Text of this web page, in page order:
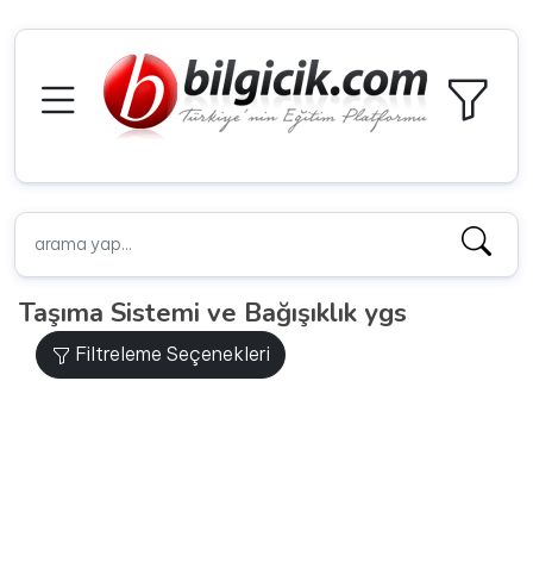
Taşıma Sistemi ve Bağışıklık ygs
Filtreleme Seçenekleri